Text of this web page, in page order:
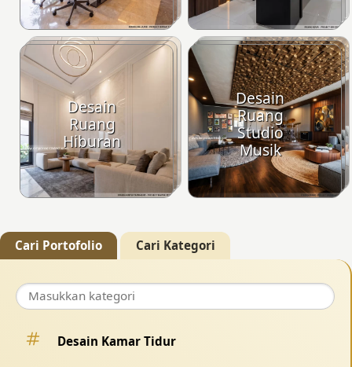
Desain
Ruang
Hiburan
Desain
Ruang
Studio
Musik
Cari Portofolio Cari Kategori
Desain Kamar Tidur